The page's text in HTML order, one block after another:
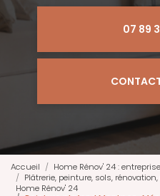
07 89
Accueil
Home Rénov' 24 :
Plâtrerie, peinture, sols,
Home Rénov' 24